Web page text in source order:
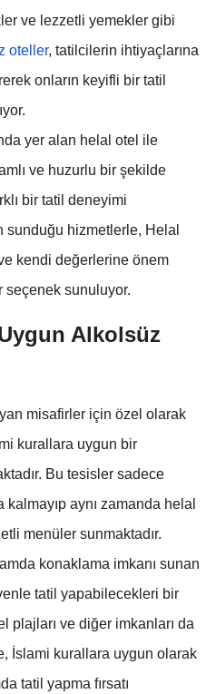
ve lezzetli yemekler gibi
oteller, tatilcilerin ihtiyaçlarına
onların keyifli bir tatil
yer alan helal otel ile
ve huzurlu bir şekilde
bir tatil deneyimi
hizmetlerle, Helal
kendi değerlerine önem
seçenek sunuluyor.
Alkolsüz
misafirler için özel olarak
kurallara uygun bir
Bu tesisler sadece
aynı zamanda helal
menüler sunmaktadır.
konaklama imkanı sunan
tatil yapabilecekleri bir
plajları ve diğer imkanları da
İslami kurallara uygun olarak
tatil yapma fırsatı